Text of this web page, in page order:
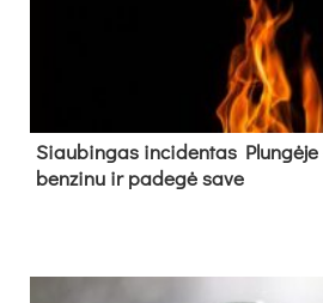
Siau­bin­gas in­ci­den­tas
ben­zi­nu ir pa­de­gė sa­ve